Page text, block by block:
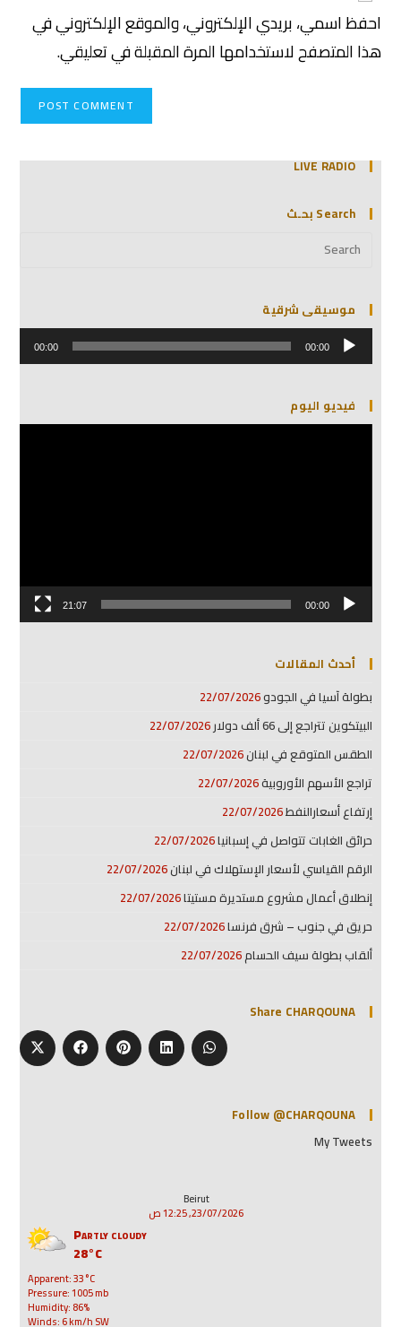
احفظ اسمي، بريدي الإلكتروني، والموقع الإلكتروني في
هذا المتصفح لاستخدامها المرة المقبلة في تعليقي.
LIVE RADIO
Search بحـث
موسيقى شرقية
مشغل
الصوت 00:00
00:00
فيديو اليوم
مشغل
00:00
21:07
أحدث المقالات
بطولة آسيا في الجودو22/07/2026
البيتكوين تتراجع إلى 66 ألف دولار
22/07/2026
الطقس المتوقع في لبنان22/07/2026
تراجع الأسهم الأوروبية22/07/2026
إرتفاع أسعارالنفط22/07/2026
حرائق الغابات تتواصل في إسبانيا22/07/2026
الرقم القياسي لأسعار الإستهلاك في لبنان22/07/2026
إنطلاق أعمال مشروع مستديرة مستيتا22/07/2026
حريق في جنوب – شرق فرنسا22/07/2026
ألقاب بطولة سيف الحسام22/07/2026
Share CHARQOUNA
Follow @CHARQOUNA
My Tweets
Beirut
23/07/2026, 12:25 ص
Partly cloudy
28°C
Apparent: 33°C
Pressure: 1005 mb
Humidity: 86%
Winds: 6 km/h SW